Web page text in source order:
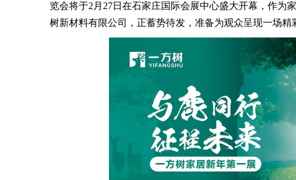
览会将于2月27日在石家庄国际会展中心盛大开幕，作为
树新材料有限公司，正蓄势待发，准备为观众呈现一场精